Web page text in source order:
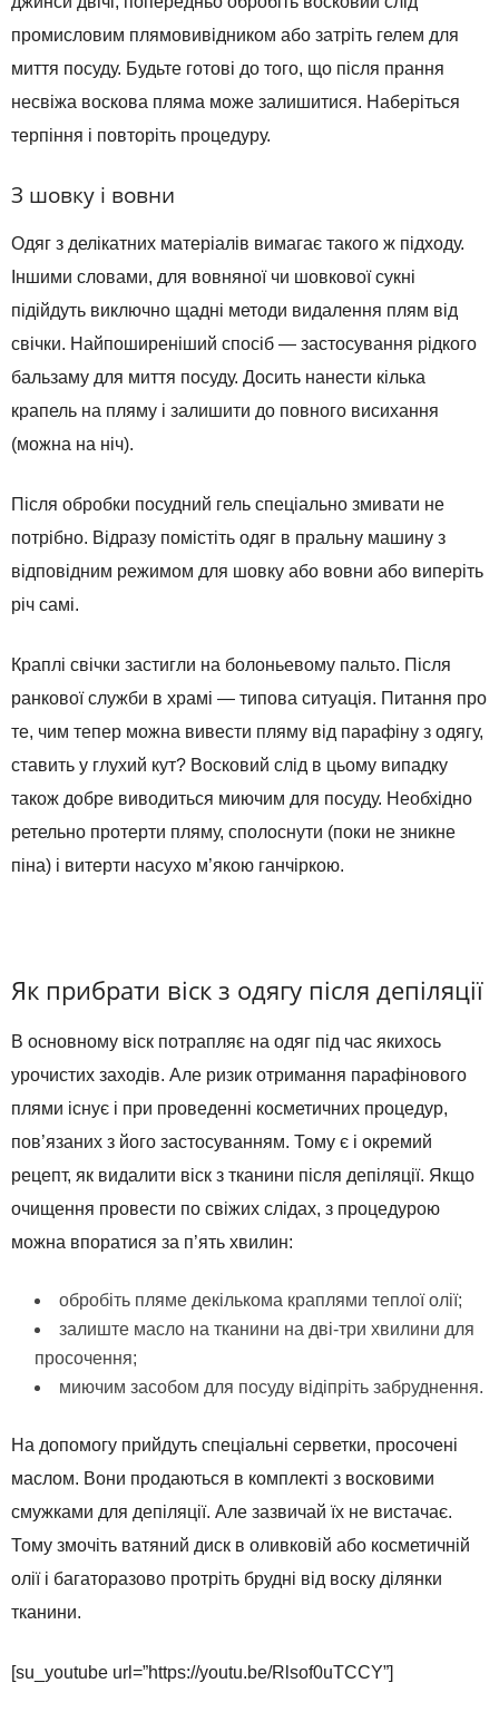
промисловим плямовивідником або затріть гелем для
миття посуду. Будьте готові до того, що після прання
несвіжа воскова пляма може залишитися. Наберіться
терпіння і повторіть процедуру.
З шовку і вовни
Одяг з делікатних матеріалів вимагає такого ж підходу.
Іншими словами, для вовняної чи шовкової сукні
підійдуть виключно щадні методи видалення плям від
свічки. Найпоширеніший спосіб — застосування рідкого
бальзаму для миття посуду. Досить нанести кілька
крапель на пляму і залишити до повного висихання
(можна на ніч).
Після обробки посудний гель спеціально змивати не
потрібно. Відразу помістіть одяг в пральну машину з
відповідним режимом для шовку або вовни або виперіть
річ самі.
Краплі свічки застигли на болоньевому пальто. Після
ранкової служби в храмі — типова ситуація. Питання про
те, чим тепер можна вивести пляму від парафіну з одягу,
ставить у глухий кут? Восковий слід в цьому випадку
також добре виводиться миючим для посуду. Необхідно
ретельно протерти пляму, сполоснути (поки не зникне
піна) і витерти насухо м’якою ганчіркою.
Як прибрати віск з одягу після депіляції
В основному віск потрапляє на одяг під час якихось
урочистих заходів. Але ризик отримання парафінового
плями існує і при проведенні косметичних процедур,
пов’язаних з його застосуванням. Тому є і окремий
рецепт, як видалити віск з тканини після депіляції. Якщо
очищення провести по свіжих слідах, з процедурою
можна впоратися за п’ять хвилин:
обробіть плямe декількома краплями теплої олії;
залиште масло на тканини на дві-три хвилини для
просочення;
миючим засобом для посуду відіпріть забруднення.
На допомогу прийдуть спеціальні серветки, просочені
маслом. Вони продаються в комплекті з восковими
смужками для депіляції. Але зазвичай їх не вистачає.
Тому змочіть ватяний диск в оливковій або косметичній
олії і багаторазово протріть брудні від воску ділянки
тканини.
[su_youtube url=”https://youtu.be/Rlsof0uTCCY”]